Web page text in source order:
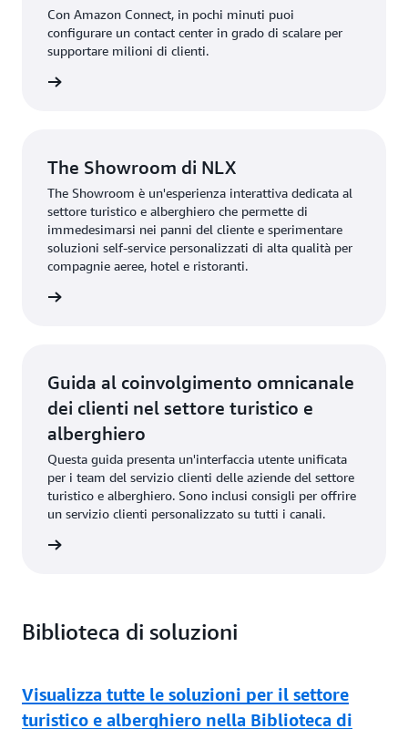
Con Amazon Connect, in pochi minuti puoi
configurare un contact center in grado di scalare per
supportare milioni di clienti.
The Showroom di NLX
The Showroom è un'esperienza interattiva dedicata al
settore turistico e alberghiero che permette di
immedesimarsi nei panni del cliente e sperimentare
soluzioni self-service personalizzati di alta qualità per
compagnie aeree, hotel e ristoranti.
Guida al coinvolgimento omnicanale
dei clienti nel settore turistico e
alberghiero
Questa guida presenta un'interfaccia utente unificata
per i team del servizio clienti delle aziende del settore
turistico e alberghiero. Sono inclusi consigli per offrire
un servizio clienti personalizzato su tutti i canali.
Biblioteca di soluzioni
Visualizza tutte le soluzioni per il settore
turistico e alberghiero nella Biblioteca di